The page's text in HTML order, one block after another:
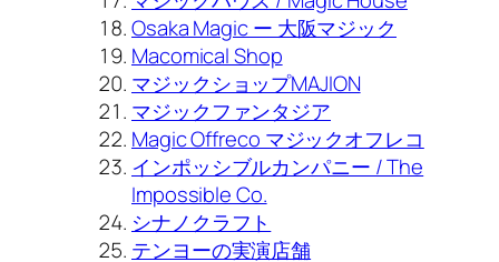
Osaka Magic ー 大阪マジック
Macomical Shop
マジックショップMAJION
マジックファンタジア
Magic Offreco マジックオフレコ
インポッシブルカンパニー / The
Impossible Co.
シナノクラフト
テンヨーの実演店舗